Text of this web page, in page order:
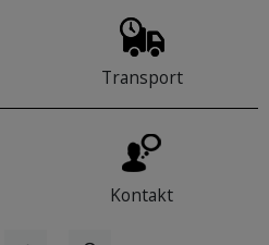
Transport
Kontakt